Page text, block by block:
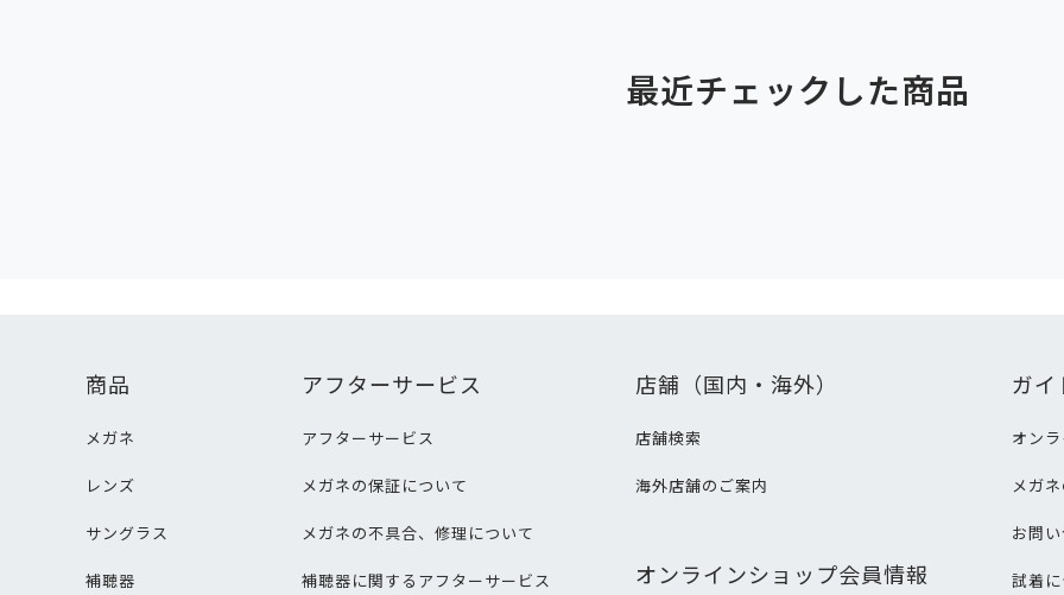
最近チェックした商品
商品
メガネ
レンズ
サングラス
補聴器
アフターサービス
アフターサービス
メガネの保証について
メガネの不具合、修理について
補聴器に関するアフターサービス
店舗（国内・海外）
店舗検索
海外店舗のご案内
オンラインショップ会員情報
ガイ
オン
メガ
お問
試着